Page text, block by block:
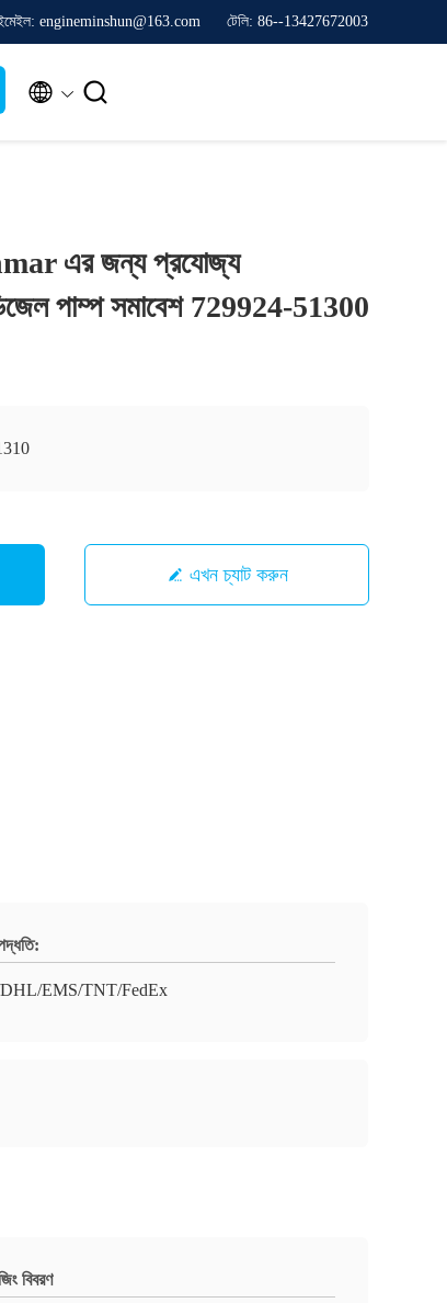
engineminshun@163.com টেলি: 86--13427672003
 
এর জন্য প্রযোজ্য
পাম্প সমাবেশ 729924-51300
এখন চ্যাট করুন
EMS/TNT/FedEx
বিবরণ